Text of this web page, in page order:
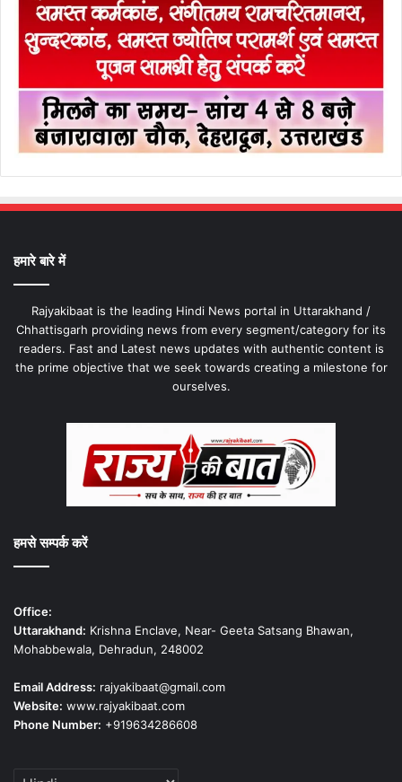
हमारे बारे में
Rajyakibaat is the leading Hindi News portal in Uttarakhand /
Chhattisgarh providing news from every segment/category for its
readers. Fast and Latest news updates with authentic content is
the prime objective that we seek towards creating a milestone for
ourselves.
हमसे सम्पर्क करें
Office:
Uttarakhand: Krishna Enclave, Near- Geeta Satsang Bhawan,
Mohabbewala, Dehradun, 248002
Email Address: rajyakibaat@gmail.com
Website: www.rajyakibaat.com
Phone Number: +919634286608